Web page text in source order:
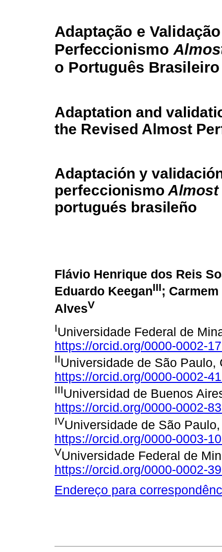
Adaptação e
Perfeccionismo
o Português Brasileiro
Adaptation and
the Revised Almost
Adaptación y
perfeccionismo Almost
portugués brasileño
Flávio Henrique dos Reis
Eduardo KeeganIII;
AlvesV
IUniversidade Federal de
https://orcid.org/0000-0002-
IIUniversidade de São
https://orcid.org/0000-0002-
IIIUniversidad de Buenos
https://orcid.org/0000-0002-
IVUniversidade de São
https://orcid.org/0000-0003-
VUniversidade Federal de
https://orcid.org/0000-0002-
Endereço para